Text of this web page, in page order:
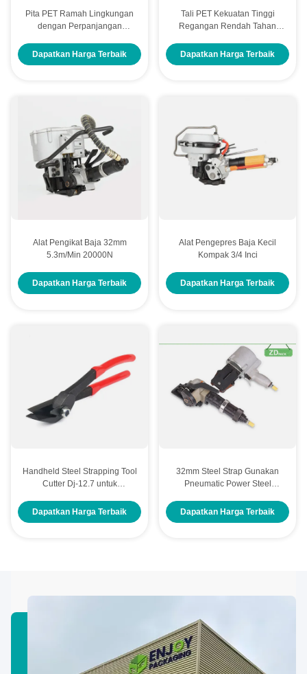
Pita PET Ramah Lingkungan
dengan Perpanjangan
Tinggi untuk Pengemasan
Industri
Dapatkan Harga Terbaik
Tali PET Kekuatan Tinggi
Regangan Rendah Tahan
Industri
Dapatkan Harga Terbaik
Alat Pengikat Baja 32mm
5.3m/Min 20000N
Dapatkan Harga Terbaik
Alat Pengepres Baja Kecil
Kompak 3/4 Inci
Dapatkan Harga Terbaik
Handheld Steel Strapping Tool
Cutter Dj-12.7 untuk
Strapping Tool
Dapatkan Harga Terbaik
32mm Steel Strap Gunakan
Pneumatic Power Steel
terpisah
Dapatkan Harga Terbaik